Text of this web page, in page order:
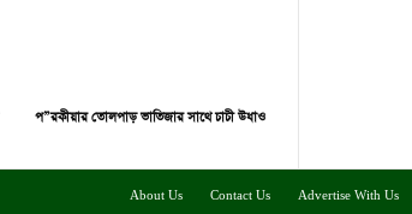
প”রকীয়ার তোলপাড় ভাতিজার সাথে চাচী উধাও
About Us Contact Us Advertise With Us